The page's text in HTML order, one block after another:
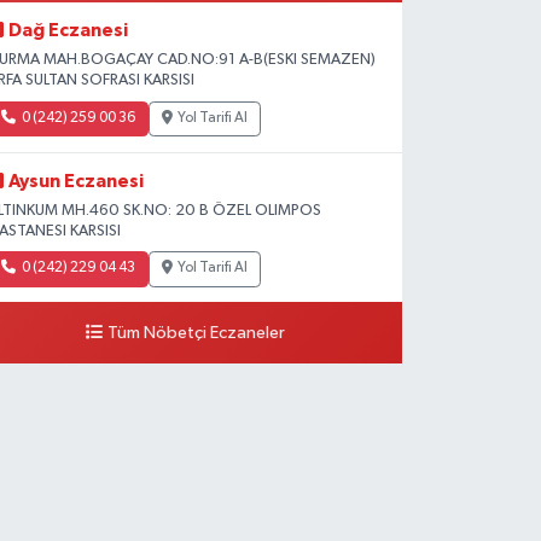
Dağ Eczanesi
MAH.BOGAÇAY CAD.NO:91 A-B(ESKI SEMAZEN)
SULTAN SOFRASI KARSISI
0 (242) 259 00 36 Yol Tarifi Al
Aysun Eczanesi
MH.460 SK.NO: 20 B ÖZEL OLIMPOS
KARSISI
0 (242) 229 04 43 Yol Tarifi Al
Tüm Nöbetçi Eczaneler